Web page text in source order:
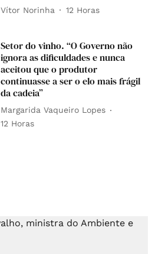
Vítor Norinha 12 Horas
Setor do vinho. “O Governo não
ignora as dificuldades e nunca
aceitou que o produtor
continuasse a ser o elo mais frágil
da cadeia”
Margarida Vaqueiro Lopes
12 Horas